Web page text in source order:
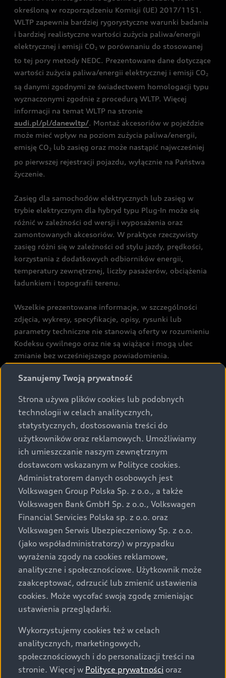
określoną w rozporządzeniu Komisji (UE) 2017/1151.
WLTP zapewnia bardziej rygorystyczne warunki badania
i bardziej realistyczne wartości zużycia paliwa/energii
elektrycznej i emisji CO2 w porównaniu do stosowanej
to tej pory metody NEDC. Prezentowane dane dotyczące
wartości zużycia paliwa/energii elektrycznej i emisji CO2
są danymi zgodnymi ze świadectwem homologacji typu
wyznaczonymi zgodnie z procedurą WLTP. Więcej
informacji na temat WLTP na stronie
audi.pl/pl/danewltp/. Montaż akcesoriów w pojeździe
może mieć wpływ na poziom zużycia paliwa/energii,
emisję CO2 lub zasięg oraz może nastąpić najwcześniej
po pierwszej rejestracji pojazdu, wyłącznie na Państwa
życzenie.
Zasięg dla samochodów elektrycznych lub zasięg w
trybie elektrycznym dla hybryd typu Plug-In może się
różnić w zależności od wersji i wyposażenia oraz
zamontowanych akcesoriów. W praktyce rzeczywisty
zasięg różni się w zależności od stylu jazdy, prędkości,
korzystania z dodatkowych odbiorników energii,
temperatury zewnętrznej, liczby pasażerów, obciążenia
ładunkiem i topografii terenu.
Wszelkie prezentowane informacje, w szczególności
zdjęcia, wykresy, specyfikacje, opisy, rysunki lub
parametry techniczne nie stanowią oferty w rozumieniu
Kodeksu cywilnego oraz nie są wiążące i mogą ulec
zmianie bez wcześniejszego powiadomienia.
rozumieniu art. 5561§2 Kodeksu cywilnego oraz art.
Podane kwoty są rekomendowane i obejmują podatek
VAT (23%), chyba że inaczej zaznaczono.
Audi zastrzega sobie możliwość wprowadzenia zmian w
prezentowanych wersjach. Przedstawione detale
wyposażenia mogą różnić się od specyfikacji
przewidzianej na rynek polski. Zamieszczone zdjęcia
mogą przedstawiać wyposażenie opcjonalne, dostępne
za dopłatą. Wiążące ustalenie ceny, wyposażenia i
specyfikacji pojazdu następują w umowie sprzedaży, a
określenie parametrów technicznych zawiera
świadectwo homologacji typu pojazdu. Zastrzegamy
sobie prawo do zmian i pomyłek. Wszelkie informacje
prezentowane na stronie są aktualne na dzień ich
zamieszczania. W celu uzyskania najnowszych
informacji prosimy kontaktować się z Partnerem Marki
Audi.
Wszystkie produkowane obecnie samochody marki Audi
są wykonywane z materiałów spełniających pod
względem możliwości odzysku i recyklingu wymagania
określone w normie ISO 22628 i są zgodne z
Szanujemy Twoją prywatność
Strona używa plików cookies lub podobnych
technologii w celach analitycznych,
statystycznych, dostosowania treści do
użytkowników oraz reklamowych. Umożliwiamy
ich umieszczanie naszym zewnętrznym
dostawcom wskazanym w Polityce cookies.
Administratorem danych osobowych jest
Volkswagen Group Polska Sp. z o.o., a także
Volkswagen Bank GmbH Sp. z o.o., Volkswagen
Financial Servicies Polska sp. z o.o. oraz
Volkswagen Serwis Ubezpieczeniowy Sp. z o.o.
(jako współadministratorzy) w przypadku
wyrażenia zgody na cookies reklamowe,
analityczne i społecznościowe. Użytkownik może
zaakceptować, odrzucić lub zmienić ustawienia
cookies. Może wycofać swoją zgodę zmieniając
ustawienia przeglądarki.
Wykorzystujemy cookies też w celach
analitycznych, marketingowych,
społecznościowych i do personalizacji treści na
stronie. Więcej w Polityce prywatności oraz